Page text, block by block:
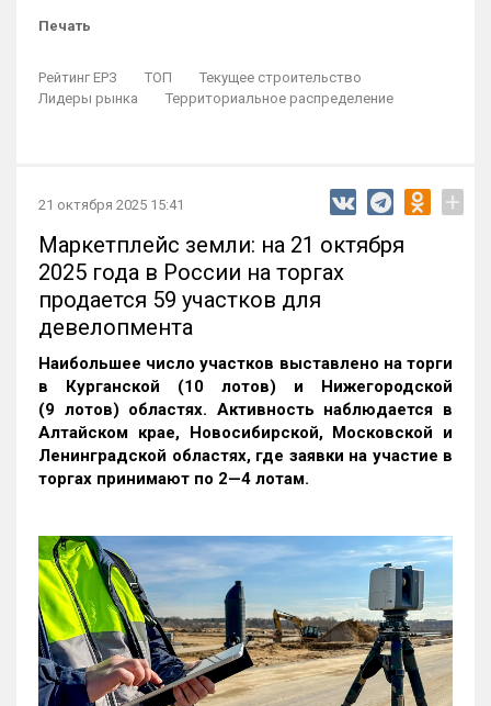
Печать
Рейтинг ЕРЗ ТОП
Текущее строительство
Лидеры рынка
Территориальное распределение
21 октября 2025 15:41 +
Маркетплейс земли: на 21 октября
2025 года в России на торгах
продается 59 участков для
девелопмента
Наибольшее число участков выставлено на торги
в Курганской (10 лотов) и Нижегородской
(9 лотов) областях. Активность наблюдается в
Алтайском крае, Новосибирской, Московской и
Ленинградской областях, где заявки на участие в
торгах принимают по 2—4 лотам.